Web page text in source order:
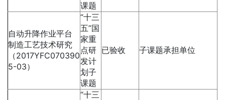
课题
自动升降作业平台
制造工艺技术研究
（2017YFC070390
5-03）
“十三
五”国
家重
点研
发计
划子
课题
已验收 子课题承担单位
“十三